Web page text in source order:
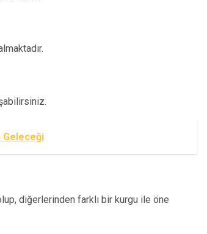
Geleceği
diğerlerinden farklı bir kurgu ile öne